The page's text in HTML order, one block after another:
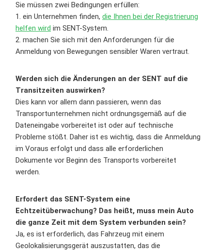
Sie müssen zwei Bedingungen erfüllen:
1. ein Unternehmen finden, die Ihnen bei der Registrierung
helfen wird im SENT-System.
2. machen Sie sich mit den Anforderungen für die
Anmeldung von Bewegungen sensibler Waren vertraut.
Werden sich die Änderungen an der SENT auf die
Transitzeiten auswirken?
Dies kann vor allem dann passieren, wenn das
Transportunternehmen nicht ordnungsgemäß auf die
Dateneingabe vorbereitet ist oder auf technische
Probleme stößt. Daher ist es wichtig, dass die Anmeldung
im Voraus erfolgt und dass alle erforderlichen
Dokumente vor Beginn des Transports vorbereitet
werden.
Erfordert das SENT-System eine
Echtzeitüberwachung? Das heißt, muss mein Auto
die ganze Zeit mit dem System verbunden sein?
Ja, es ist erforderlich, das Fahrzeug mit einem
Geolokalisierungsgerät auszustatten, das die